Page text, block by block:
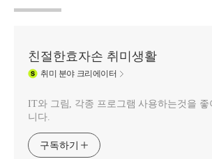
친절한효자손 취미생활
취미 분야 크리에이터
IT와 그림, 각종 프로그램 사용하는것을 좋
니다.
구독하기